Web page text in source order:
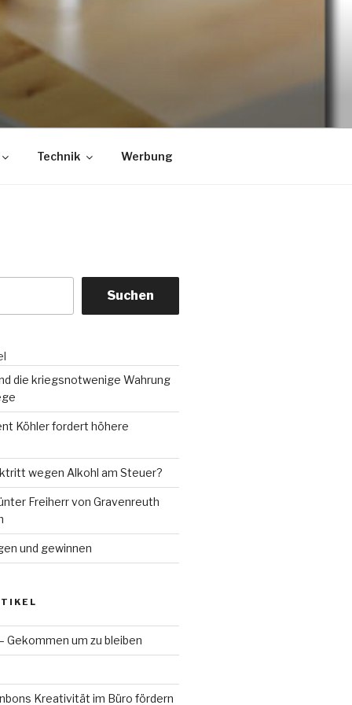
Technik Werbung
Suchen
die kriegsnotwenige Wahrung
Köhler fordert höhere
wegen Alkohl am Steuer?
Freiherr von Gravenreuth
und gewinnen
Gekommen um zu bleiben
Kreativität im Büro fördern